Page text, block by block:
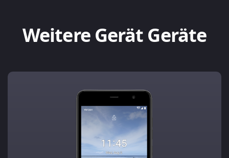
Weitere Gerät Geräte